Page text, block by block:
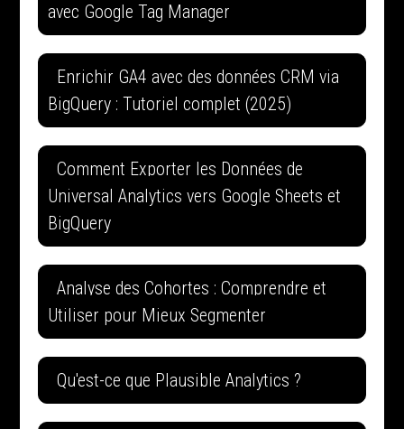
avec Google Tag Manager
Enrichir GA4 avec des données CRM via
BigQuery : Tutoriel complet (2025)
Comment Exporter les Données de
Universal Analytics vers Google Sheets et
BigQuery
Analyse des Cohortes : Comprendre et
Utiliser pour Mieux Segmenter
Qu'est-ce que Plausible Analytics ?